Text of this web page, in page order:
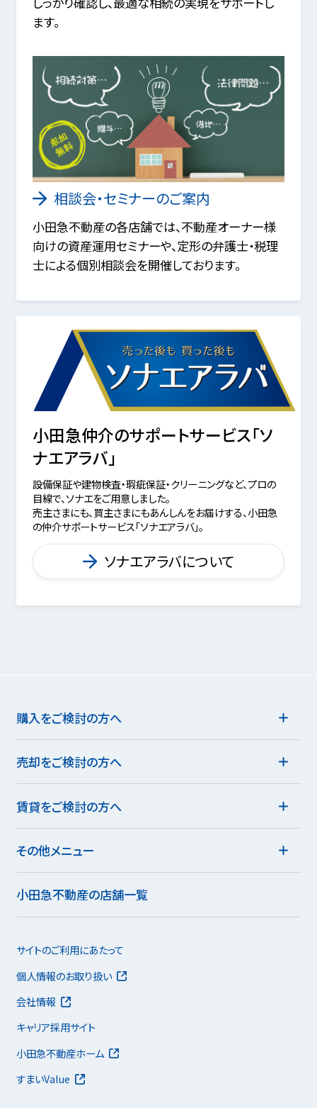
ます。
相談会・セミナーのご案内
小田急不動産の各店舗では、不動産オーナー様
向けの資産運用セミナーや、定形の弁護士・税理
士による個別相談会を開催しております。
小田急仲介のサポートサービス「ソ
ナエアラバ」
設備保証や建物検査・瑕疵保証・クリーニングなど、プロの
目線で、ソナエをご用意しました。
売主さまにも、買主さまにもあんしんをお届けする、小田急
の仲介サポートサービス「ソナエアラバ」。
ソナエアラバについて
購入をご検討の方へ
売却をご検討の方へ
賃貸をご検討の方へ
その他メニュー
小田急不動産の店舗一覧
サイトのご利用にあたって
個人情報のお取り扱い
会社情報
キャリア採用サイト
小田急不動産ホーム
すまいValue